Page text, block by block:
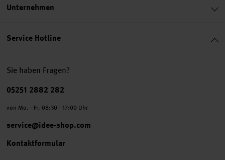
Service Hotline
Sie haben Fragen?
Telefonnummer
05251 2882 282
von Mo. - Fr. 08:30 - 17:00 Uhr
service@idee-shop.com
Kontaktformular
Unternehmen